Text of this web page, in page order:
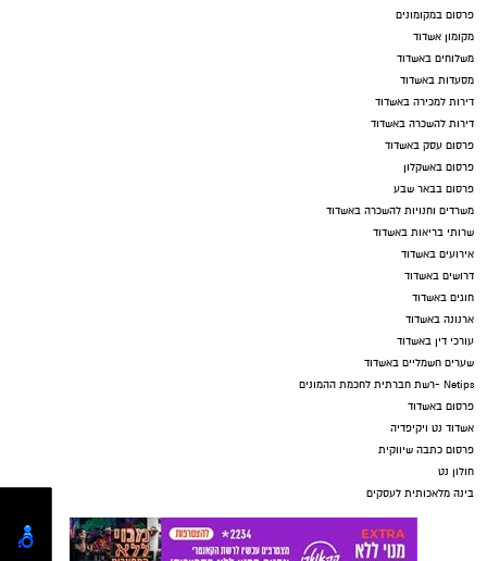
פרסום במקומונים
מקומון אשדוד
משלוחים באשדוד
מסעדות באשדוד
דירות למכירה באשדוד
דירות להשכרה באשדוד
פרסום עסק באשדוד
פרסום באשקלון
פרסום בבאר שבע
משרדים וחנויות להשכרה באשדוד
שרותי בריאות באשדוד
אירועים באשדוד
דרושים באשדוד
חוגים באשדוד
ארנונה באשדוד
עורכי דין באשדוד
שערים חשמליים באשדוד
Netips -רשת חברתית לחכמת ההמונים
פרסום באשדוד
אשדוד נט ויקיפדיה
פרסום כתבה שיווקית
חולון נט
בינה מלאכותית לעסקים